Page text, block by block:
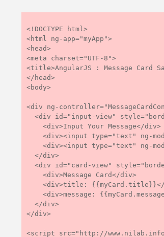
<!DOCTYPE html>
<html ng-app="myApp">
<head>
<meta charset="UTF-8">
<title>AngularJS : Message Card
</head>
<body>
<div ng-
</div>
<script src="http://